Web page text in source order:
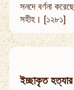
সনদে বর্ণনা
সহীহ। [১২৮১]
ইচ্ছাকৃত